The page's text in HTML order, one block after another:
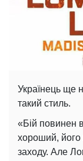
Українець ще
такий стиль.
«Бій повинен
хороший, його
заходу. Але